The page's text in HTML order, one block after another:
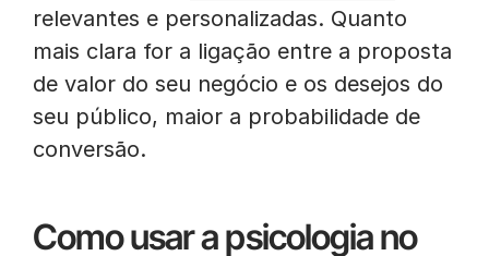
relevantes e personalizadas. Quanto
mais clara for a ligação entre a proposta
de valor do seu negócio e os desejos do
seu público, maior a probabilidade de
conversão.
Como usar a psicologia no